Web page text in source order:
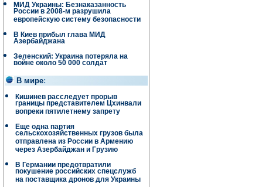
МИД Украины: Безнаказанность
России в 2008-м разрушила
европейскую систему безопасности
В Киев прибыл глава МИД
Азербайджана
Зеленский: Украина потеряла на
войне около 50 000 солдат
В мире:
Кишинев расследует прорыв
границы представителем Цхинвали
вопреки пятилетнему запрету
Еще одна партия
сельскохозяйственных грузов была
отправлена ​​из России в Армению
через Азербайджан и Грузию
В Германии предотвратили
покушение российских спецслужб
на поставщика дронов для Украины